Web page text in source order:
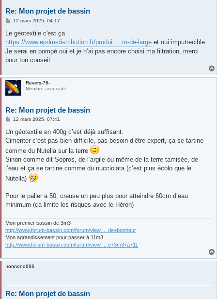
Re: Mon projet de bassin
M
s
a
g
e
12 mars 2025, 04:17
Le géotextile c'est ça
https://www.epdm-distribution.fr/produi ... m-de-large et oui imputrecible.
Je serai en pompé oui et je n’ai pas encore choisi ma filtration, merci
pour ton conseil.
Revers-76-
Membre associatif
Re: Mon projet de bassin
M
s
a
e
12 mars 2025, 07:41
Un géotextile en 400g c’est déjà suffisant.
Cimenter c’est pas bien difficile, pas besoin d’être expert, ça se tartine
comme du Nutella sur la terre
Sinon comme dit Sopros, de l’argile ou même de la terre tamisée, de
l’eau et ça se tartine comme du nucciolata (c’est plus écolo que le
Nutella)
Pour le palier a 50, creuse un peu plus pour atteindre 60cm d’eau
minimum (ça limite les risques avec le Héron)
Mon premier bassin de 3m3
http://www.forum-bassin.com/forum/view ... de+bonheur
Mon agrandissement pour passer à 11m3
http://www.forum-bassin.com/forum/view ... e+3m3+à+11
Ironnono666
Re: Mon projet de bassin